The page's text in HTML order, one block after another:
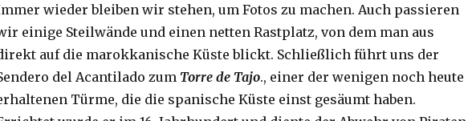
wieder bleiben wir stehen, um Fotos zu machen. Auch passieren
einige Steilwände und einen netten Rastplatz, von dem man aus
auf die marokkanische Küste blickt. Schließlich führt uns der
del Acantilado zum Torre de Tajo., einer der wenigen noch heute
Türme, die die spanische Küste einst gesäumt haben.